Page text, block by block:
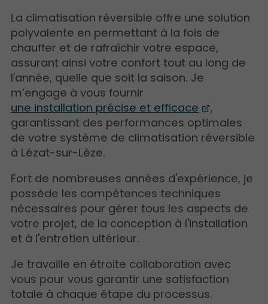
La climatisation réversible offre une solution
polyvalente en permettant à la fois de
chauffer et de rafraîchir votre espace,
assurant ainsi votre confort tout au long de
l'année, quelle que soit la saison. Je
m’engage à vous fournir
une installation précise et efficace
,
garantissant des performances optimales
de votre système de climatisation réversible
à Lézat-sur-Lèze.
Fort de nombreuses années d'expérience, je
possède les compétences techniques
nécessaires pour gérer tous les aspects de
votre projet, de la conception à l'installation
et à l'entretien ultérieur.
Je travaille en étroite collaboration avec
vous pour vous garantir une satisfaction
totale à chaque étape du processus.